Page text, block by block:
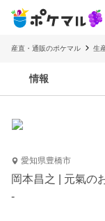
産直・通販のポケマル 生
情報
愛知県豊橋市
岡本昌之 | 元氣の
-